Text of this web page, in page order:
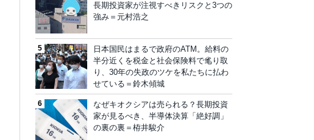
長期投資家が注視すべきリスクと3つの
強み＝元村浩之
日本国民はまるで政府のATM。給料の
半分近くを税金と社会保険料で毟り取
り、30年の失政のツケを私たちに払わ
せている＝鈴木傾城
なぜキオクシアは売られる？長期投資
家が見るべき、半導体決算「絶好調」
の裏の裏＝栫井駿介